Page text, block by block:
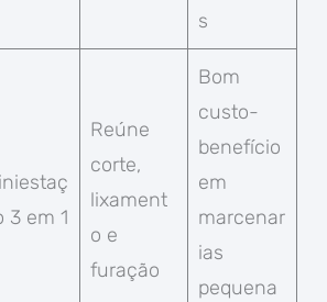
s
3 em 1
Reúne
corte,
lixament
o e
furação
Bom
custo-
benefício
em
marcenar
ias
pequena